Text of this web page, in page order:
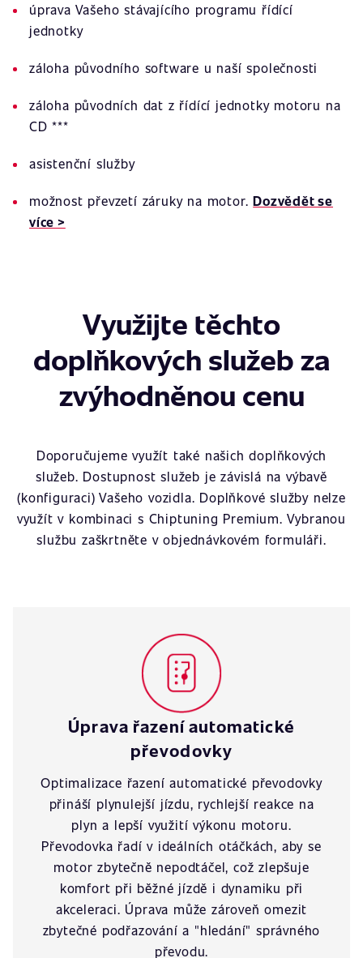
úprava Vašeho stávajícího programu řídící
jednotky
záloha původního software u naší společnosti
záloha původních dat z řídící jednotky motoru na
CD ***
asistenční služby
možnost převzetí záruky na motor.Dozvědět se
více >
Využijte těchto
doplňkových služeb za
zvýhodněnou cenu
Doporučujeme využít také našich doplňkových
služeb. Dostupnost služeb je závislá na výbavě
(konfiguraci) Vašeho vozidla. Doplňkové služby nelze
využít v kombinaci s Chiptuning Premium. Vybranou
službu zaškrtněte v objednávkovém formuláři.
Úprava řazení automatické
převodovky
Optimalizace řazení automatické převodovky
přináší plynulejší jízdu, rychlejší reakce na
plyn a lepší využití výkonu motoru.
Převodovka řadí v ideálních otáčkách, aby se
motor zbytečně nepodtáčel, což zlepšuje
komfort při běžné jízdě i dynamiku při
akceleraci. Úprava může zároveň omezit
zbytečné podřazování a "hledání" správného
převodu.